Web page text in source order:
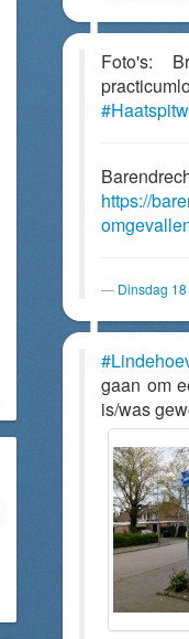
Foto's:
https://
Dinsdag
gaan om
is/was